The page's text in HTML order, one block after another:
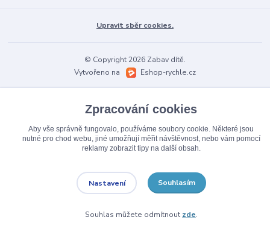
Upravit sběr cookies.
© Copyright 2026 Zabav dítě.
Vytvořeno na
Eshop-rychle.cz
Zpracování cookies
Aby vše správně fungovalo, používáme soubory cookie. Některé jsou
nutné pro chod webu, jiné umožňují měřit návštěvnost, nebo vám pomocí
reklamy zobrazit tipy na další obsah.
Nastavení Souhlasím
Souhlas můžete odmítnout zde.